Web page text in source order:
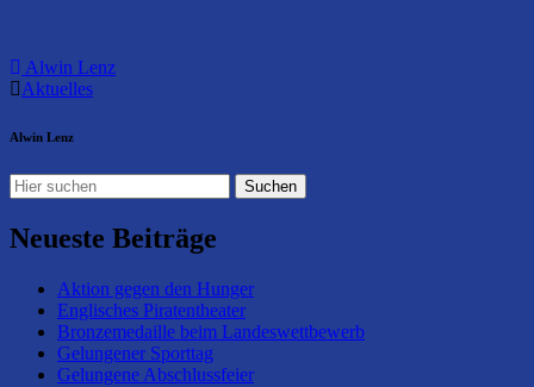
Alwin Lenz
Aktuelles
Alwin Lenz
Neueste Beiträge
Aktion gegen den Hunger
Englisches Piratentheater
Bronzemedaille beim Landeswettbewerb
Gelungener Sporttag
Gelungene Abschlussfeier